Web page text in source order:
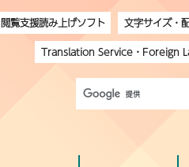
閲覧支援読み上げソフト
文字サイズ・
Translation Service・ Foreign